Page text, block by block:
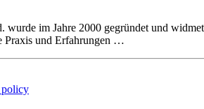
wurde im Jahre 2000 gegründet und
Praxis und Erfahrungen …